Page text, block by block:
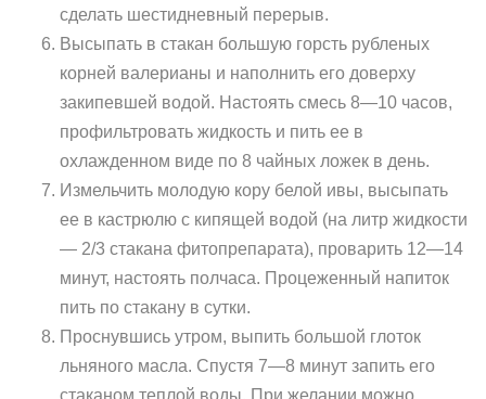
сделать шестидневный перерыв.
Высыпать в стакан большую горсть рубленых
корней валерианы и наполнить его доверху
закипевшей водой. Настоять смесь 8—10 часов,
профильтровать жидкость и пить ее в
охлажденном виде по 8 чайных ложек в день.
Измельчить молодую кору белой ивы, высыпать
ее в кастрюлю с кипящей водой (на литр жидкости
— 2/3 стакана фитопрепарата), проварить 12—14
минут, настоять полчаса. Процеженный напиток
пить по стакану в сутки.
Проснувшись утром, выпить большой глоток
льняного масла. Спустя 7—8 минут запить его
стаканом теплой воды. При желании можно